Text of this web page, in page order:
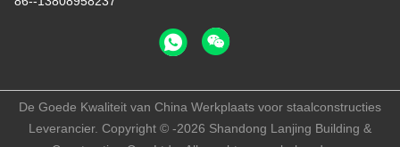
De Goede Kwaliteit van China Werkplaats voor staalconstructies
Leverancier. Copyright © -2026 Shandong Lanjing Building &